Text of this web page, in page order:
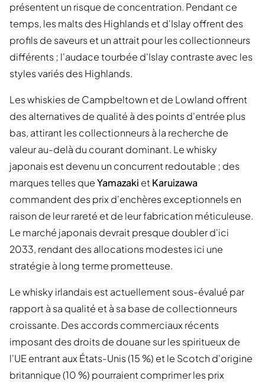
présentent un risque de concentration. Pendant ce
temps, les malts des Highlands et d'Islay offrent des
profils de saveurs et un attrait pour les collectionneurs
différents ; l'audace tourbée d'Islay contraste avec les
styles variés des Highlands.
Les whiskies de Campbeltown et de Lowland offrent
des alternatives de qualité à des points d'entrée plus
bas, attirant les collectionneurs à la recherche de
valeur au-delà du courant dominant. Le whisky
japonais est devenu un concurrent redoutable ; des
marques telles queYamazaki etKaruizawa
commandent des prix d'enchères exceptionnels en
raison de leur rareté et de leur fabrication méticuleuse.
Le marché japonais devrait presque doubler d'ici
2033, rendant des allocations modestes ici une
stratégie à long terme prometteuse.
Le whisky irlandais est actuellement sous-évalué par
rapport à sa qualité et à sa base de collectionneurs
croissante. Des accords commerciaux récents
imposant des droits de douane sur les spiritueux de
l'UE entrant aux États-Unis (15 %) et le Scotch d'origine
britannique (10 %) pourraient comprimer les prix